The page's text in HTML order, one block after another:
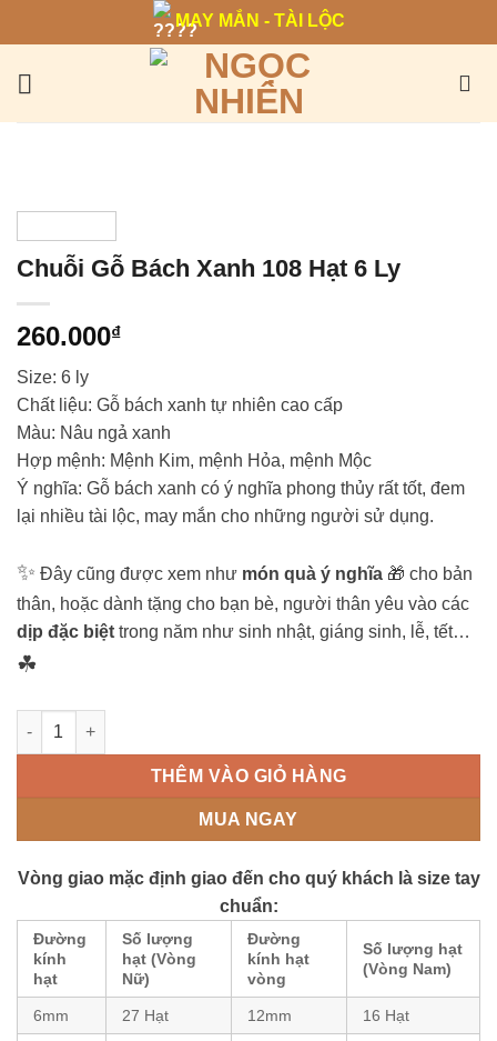
qua
dung
MAY MẮN - TÀI LỘC
Chuỗi Gỗ Bách Xanh 108 Hạt 6 Ly
260.000₫
Size: 6 ly
Chất liệu: Gỗ bách xanh tự nhiên cao cấp
Màu: Nâu ngả xanh
Hợp mệnh: Mệnh Kim, mệnh Hỏa, mệnh Mộc
Ý nghĩa: Gỗ bách xanh có ý nghĩa phong thủy rất tốt, đem
lại nhiều tài lộc, may mắn cho những người sử dụng.
✨ Đây cũng được xem như món quà ý nghĩa 🎁 cho bản
thân, hoặc dành tặng cho bạn bè, người thân yêu vào các
dịp đặc biệt trong năm như sinh nhật, giáng sinh, lễ, tết…
☘
Chuỗi Gỗ Bách Xanh 108 Hạt 6 Ly số lượng
THÊM VÀO GIỎ HÀNG
MUA NGAY
Vòng giao mặc định giao đến cho quý khách là size tay
chuẩn:
Đường
kính
hạt
Số lượng
hạt (Vòng
Nữ)
Đường
kính hạt
vòng
Số lượng hạt
(Vòng Nam)
6mm 27 Hạt 12mm 16 Hạt